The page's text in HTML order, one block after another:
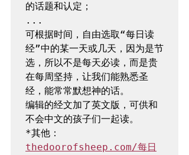
的话题和认定；
...
可根据时间，自由选取“每日读
经”中的某一天或几天，因为是节
选，所以不是每天必读，而是贵
在每周坚持，让我们能熟悉圣
经，能常常默想神的话。
编辑的经文加了英文版，可供和
*其他：
thedoorofsheep.com/每日